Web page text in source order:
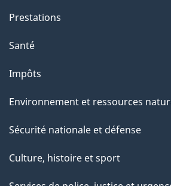
"
Prestations
Santé
Impôts
Environnement et ressources
Sécurité nationale et défense
Culture, histoire et sport